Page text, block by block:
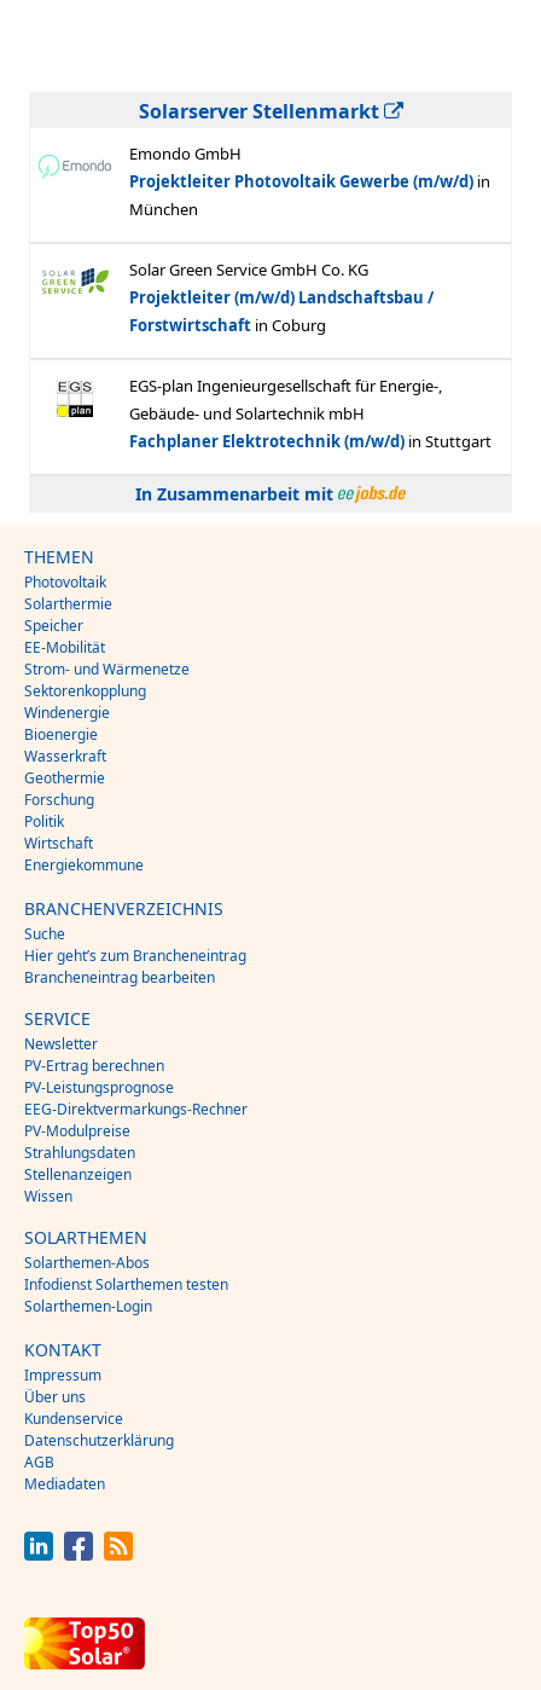
Solarserver Stellenmarkt
In Zusammenarbeit mit
THEMEN
Photovoltaik
Solarthermie
Speicher
EE-Mobilität
Strom- und Wärmenetze
Sektorenkopplung
Windenergie
Bioenergie
Wasserkraft
Geothermie
Forschung
Politik
Wirtschaft
Energiekommune
BRANCHENVERZEICHNIS
Suche
Hier geht’s zum Brancheneintrag
Brancheneintrag bearbeiten
SERVICE
Newsletter
PV-Ertrag berechnen
PV-Leistungsprognose
EEG-Direktvermarkungs-Rechner
PV-Modulpreise
Strahlungsdaten
Stellenanzeigen
Wissen
SOLARTHEMEN
Solarthemen-Abos
Infodienst Solarthemen testen
Solarthemen-Login
KONTAKT
Impressum
Über uns
Kundenservice
Datenschutzerklärung
AGB
Mediadaten